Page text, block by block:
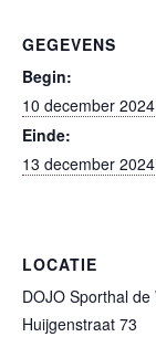
GEGEVENS
Begin:
10 december 2024
Einde:
13 december 2024
LOCATIE
DOJO Sporthal de
Huijgenstraat 73